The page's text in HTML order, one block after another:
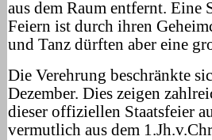
aus dem Raum entfernt. Eine
Feiern ist durch ihren
und Tanz dürften aber eine
Die Verehrung beschränkte
Dezember. Dies zeigen
dieser offiziellen Staatsfeier
vermutlich aus dem